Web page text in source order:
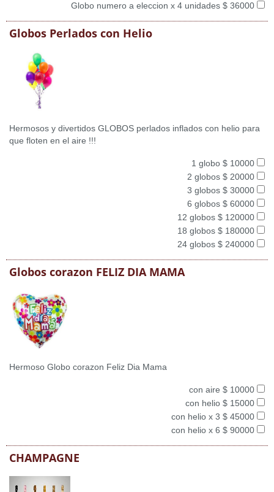
Globo numero a eleccion x 4 unidades $ 36000
Globos Perlados con Helio
Hermosos y divertidos GLOBOS perlados inflados con helio para
que floten en el aire !!!
1 globo $ 10000
2 globos $ 20000
3 globos $ 30000
6 globos $ 60000
12 globos $ 120000
18 globos $ 180000
24 globos $ 240000
Globos corazon FELIZ DIA MAMA
Hermoso Globo corazon Feliz Dia Mama
con aire $ 10000
con helio $ 15000
con helio x 3 $ 45000
con helio x 6 $ 90000
CHAMPAGNE